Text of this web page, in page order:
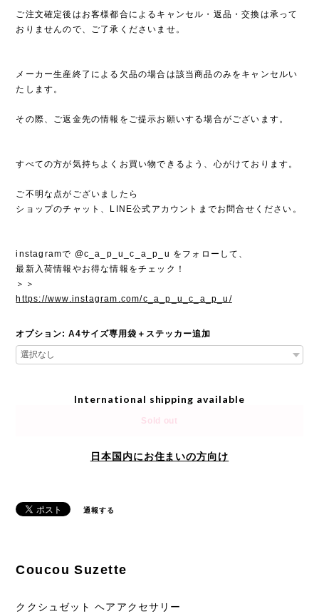
ご注文確定後はお客様都合によるキャンセル・返品・交換は承って
おりませんので、ご了承くださいませ。
メーカー生産終了による欠品の場合は該当商品のみをキャンセルい
たします。
その際、ご返金先の情報をご提示お願いする場合がございます。
すべての方が気持ちよくお買い物できるよう、心がけております。
ご不明な点がございましたら
ショップのチャット、LINE公式アカウントまでお問合せください。
instagramで @c_a_p_u_c_a_p_u をフォローして、
最新入荷情報やお得な情報をチェック！
＞＞
https://www.instagram.com/c_a_p_u_c_a_p_u/
オプション: A4サイズ専用袋＋ステッカー追加
International shipping available
Sold out
日本国内にお住まいの方向け
通報する
Coucou Suzette
ククシュゼット ヘアアクセサリー